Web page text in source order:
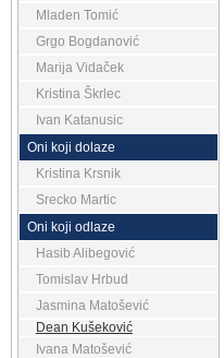
Mladen Tomić
Grgo Bogdanović
Marija Vidaček
Kristina Škrlec
Ivan Katanusic
Oni koji dolaze
Kristina Krsnik
Srecko Martic
Oni koji odlaze
Hasib Alibegović
Tomislav Hrbud
Jasmina Matošević
Dean Kušeković
Ivana Matošević